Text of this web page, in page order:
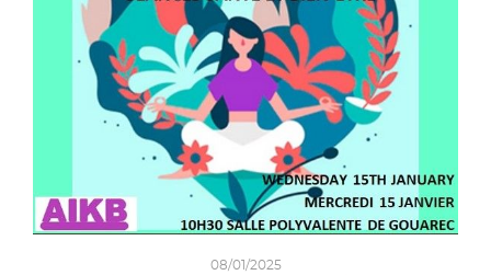
08/01/2025